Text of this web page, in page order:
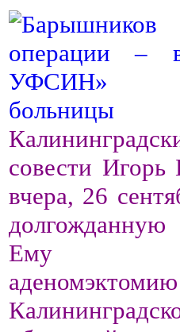
совести
вчера, 26
Ему